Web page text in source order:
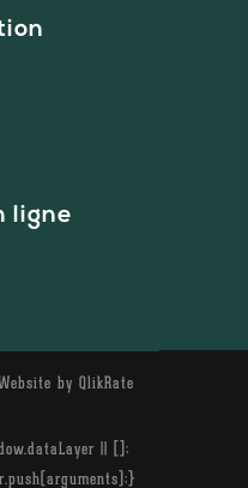
ligne
by QlikRate
|| [];